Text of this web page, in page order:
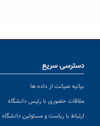
دسترسی سریع
بیانیه صیانت از داده ها
ملاقات حضوری با رئیس دانشگاه
ارتباط با ریاست و مسئولین دانشگاه